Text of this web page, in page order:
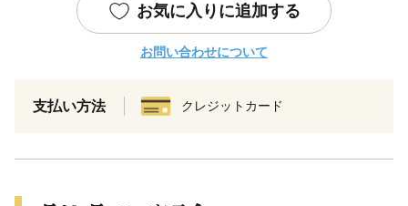
お気に入りに追加する
お問い合わせについて
支払い方法 クレジットカード